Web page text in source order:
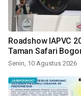
Roadshow IAPVC
Taman Safari
Senin, 10 Agustus 2026